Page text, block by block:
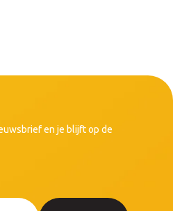
en je blijft op de